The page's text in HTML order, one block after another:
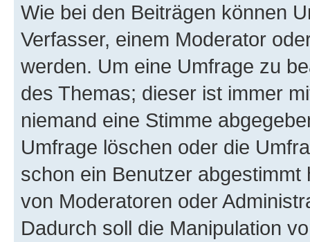
Wie bei den Beiträgen können
Verfasser, einem Moderator
werden. Um eine Umfrage zu
des Themas; dieser ist immer
niemand eine Stimme
Umfrage löschen oder die
schon ein Benutzer
von Moderatoren oder
Dadurch soll die Manipulation